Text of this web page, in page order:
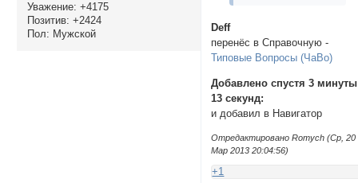
Уважение: +4175
Позитив: +2424
Пол: Мужской
Deff
перенёс в Справочную -
Типовые Вопросы (ЧаВо)
Добавлено спустя 3 минуты
13 секунд:
и добавил в Навигатор
Отредактировано Romych (Ср, 20
Мар 2013 20:04:56)
+1